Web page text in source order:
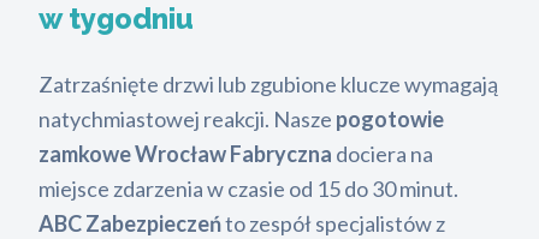
w tygodniu
Zatrzaśnięte drzwi lub zgubione klucze wymagają
natychmiastowej reakcji. Nasze pogotowie
zamkowe Wrocław Fabryczna dociera na
miejsce zdarzenia w czasie od 15 do 30 minut.
ABC Zabezpieczeńto zespół specjalistów z